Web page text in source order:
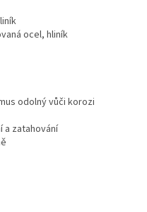
ocel, hliník
odolný vůči korozi
a zatahování